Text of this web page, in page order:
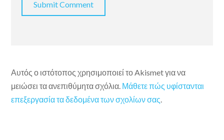
Αυτός ο ιστότοπος χρησιμοποιεί το Akismet για να
μειώσει τα ανεπιθύμητα σχόλια. Μάθετε πώς υφίστανται
επεξεργασία τα δεδομένα των σχολίων σας.